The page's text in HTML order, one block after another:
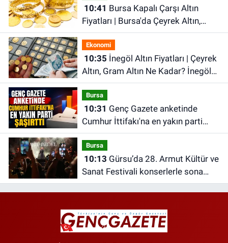
10:41
Fiyatları | Bursa'da Çeyrek Altın,
Gram Altın, Tam Altın Ne Kadar? En
Güncel Altın Fiyatları
Ekonomi
10:35
Altın, Gram Altın Ne Kadar? İnegöl
Kapalı Çarşı'da Altın Ne Kadar?
Bursa
10:31
Cumhur İttifakı'na en yakın parti
şaşırttı
Bursa
10:13
Sanat Festivali konserlerle sona
erdi